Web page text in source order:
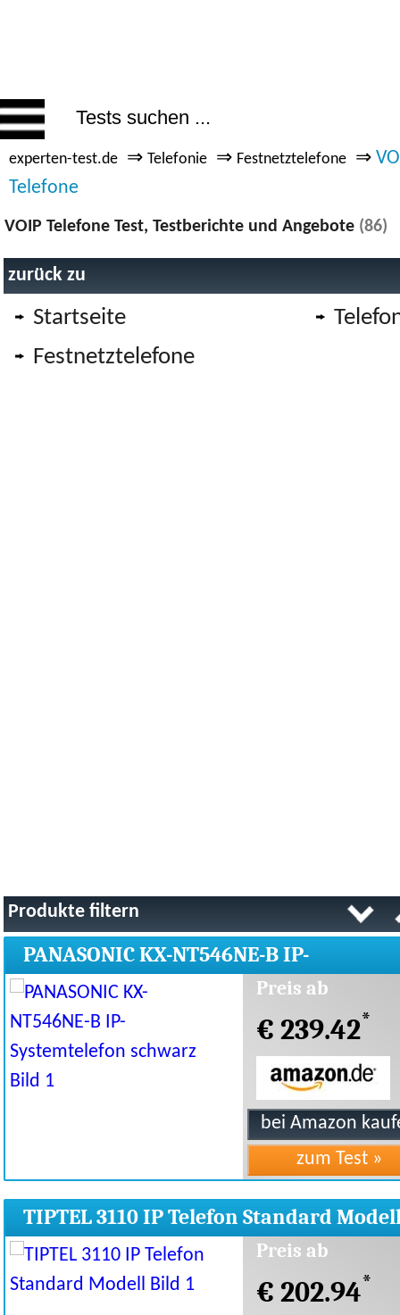
experten-test.de ⇒ Telefonie ⇒ Festnetztelefone ⇒
Telefone
VOIP Telefone Test, Testberichte und Angebote (86)
zurück zu
Startseite
Festnetztelefone
Produkte filtern
PANASONIC KX-NT546NE-B IP-
Systemtelefon schwarz
Preis ab
€ 239.42*
TIPTEL 3110 IP Telefon Standard
Preis ab
€ 202.94*